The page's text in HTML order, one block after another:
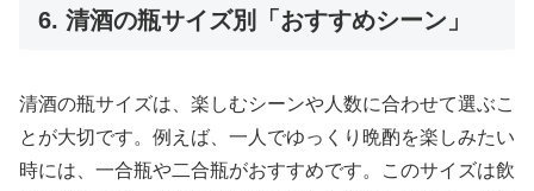
6. 清酒の瓶サイズ別「おすすめシーン」
清酒の瓶サイズは、楽しむシーンや人数に合わせて選ぶこ
とが大切です。例えば、一人でゆっくり晩酌を楽しみたい
時には、一合瓶や二合瓶がおすすめです。このサイズは飲